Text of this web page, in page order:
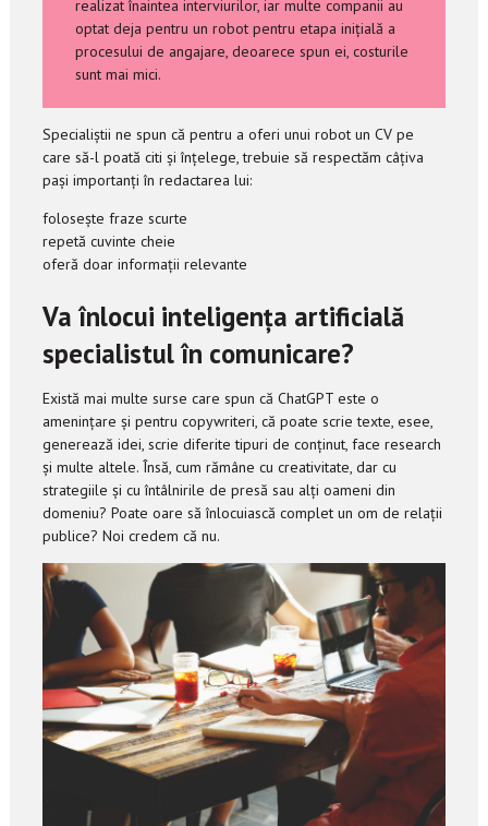
realizat înaintea interviurilor, iar multe companii au
optat deja pentru un robot pentru etapa inițială a
procesului de angajare, deoarece spun ei, costurile
sunt mai mici.
Specialiștii ne spun că pentru a oferi unui robot un CV pe
care să-l poată citi și înțelege, trebuie să respectăm câțiva
pași importanți în redactarea lui:
folosește fraze scurte
repetă cuvinte cheie
oferă doar informații relevante
Va înlocui inteligența artificială
specialistul în comunicare?
Există mai multe surse care spun că ChatGPT este o
amenințare și pentru copywriteri, că poate scrie texte, esee,
generează idei, scrie diferite tipuri de conținut, face research
și multe altele. Însă, cum rămâne cu creativitate, dar cu
strategiile și cu întâlnirile de presă sau alți oameni din
domeniu? Poate oare să înlocuiască complet un om de relații
publice? Noi credem că nu.